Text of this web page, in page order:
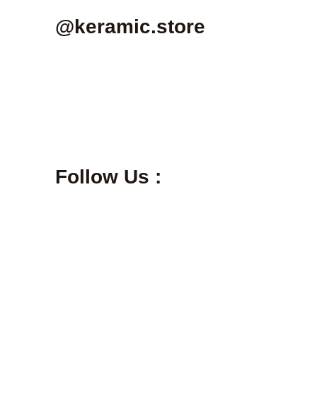
@keramic.store
Follow Us :